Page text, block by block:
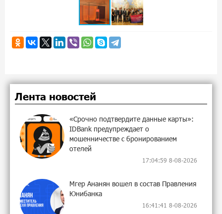
Лента новостей
«Срочно подтвердите данные карты»:
IDBank предупреждает о
мошенничестве с бронированием
отелей
17:04:59 8-08-2026
Мгер Ананян вошел в состав Правления
Юнибанка
16:41:41 8-08-2026